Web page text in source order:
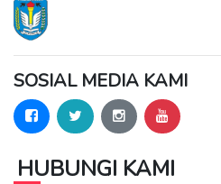
SOSIAL MEDIA KAMI
HUBUNGI KAMI